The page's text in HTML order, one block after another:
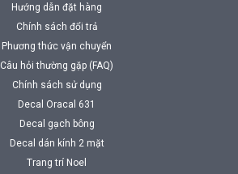
Hướng dẫn đặt hàng
Chính sách đổi trả
Phương thức vận chuyển
Câu hỏi thường gặp (FAQ)
Chính sách sử dụng
Decal Oracal 631
Decal gạch bông
Decal dán kính 2 mặt
Trang trí Noel